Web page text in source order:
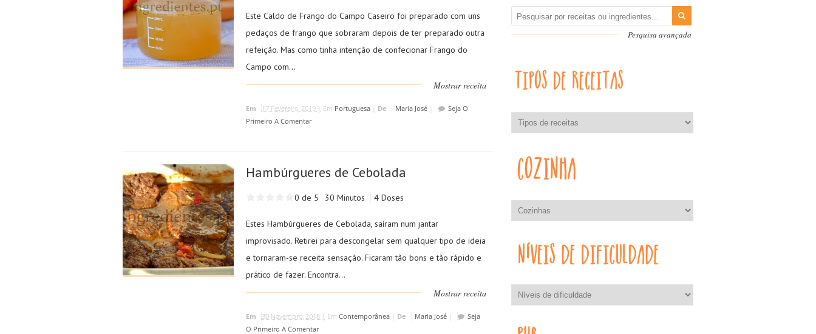
Este Caldo de Frango do Campo Caseiro foi preparado com uns
pedaços de frango que sobraram depois de ter preparado outra
refeição. Mas como tinha intenção de confecionar Frango do
Campo com...
Mostrar receita
Em 17 Fevereiro, 2019 | Em Portuguesa| De Maria José|
Seja O
Primeiro A Comentar
Hambúrgueres de Cebolada
0 de 5 30 Minutos 4 Doses
Estes Hambúrgueres de Cebolada, saíram num jantar
improvisado. Retirei para descongelar sem qualquer tipo de ideia
e tornaram-se receita sensação. Ficaram tão bons e tão rápido e
prático de fazer. Encontra...
Mostrar receita
Em 30 Novembro, 2018 | Em Contemporânea| De Maria José|
Seja
O Primeiro A Comentar
Pesquisa avançada